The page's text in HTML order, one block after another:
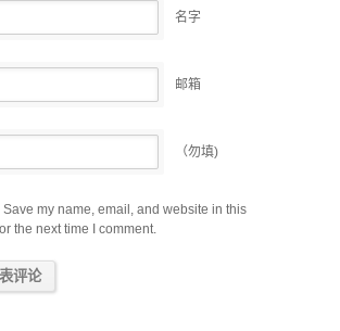
名字
邮箱
（勿填)
Save my name, email, and website in this
the next time I comment.